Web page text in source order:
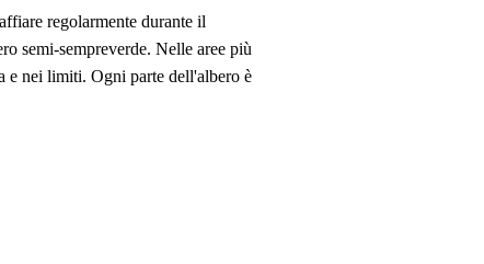
regolarmente durante il
semi-sempreverde. Nelle aree più
e nei limiti. Ogni parte dell'albero è